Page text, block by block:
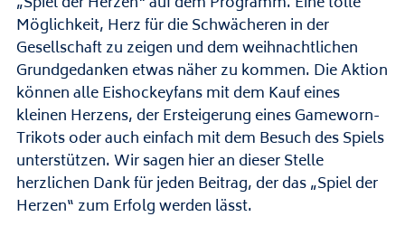
Möglichkeit, Herz für die Schwächeren in der
Gesellschaft zu zeigen und dem weihnachtlichen
Grundgedanken etwas näher zu kommen. Die Aktion
können alle Eishockeyfans mit dem Kauf eines
kleinen Herzens, der Ersteigerung eines Gameworn-
Trikots oder auch einfach mit dem Besuch des Spiels
unterstützen. Wir sagen hier an dieser Stelle
herzlichen Dank für jeden Beitrag, der das „Spiel der
Herzen“ zum Erfolg werden lässt.